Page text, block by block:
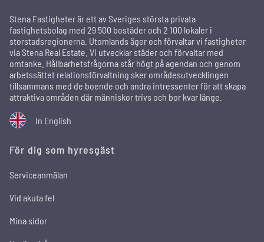
Stena Fastigheter är ett av Sveriges största privata
fastighetsbolag med 29 500 bostäder och 2 100 lokaler i
storstadsregionerna. Utomlands äger och förvaltar vi fastigheter
via Stena Real Estate. Vi utvecklar städer och förvaltar med
omtanke. Hållbarhetsfrågorna står högt på agendan och genom
arbetssättet relationsförvaltning sker områdesutvecklingen
tillsammans med de boende och andra intressenter för att skapa
attraktiva områden där människor trivs och bor kvar länge.
In English
För dig som hyresgäst
Serviceanmälan
Vid akuta fel
Mina sidor